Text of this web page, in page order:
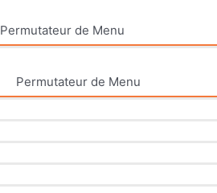
Permutateur de Menu
Permutateur de Menu